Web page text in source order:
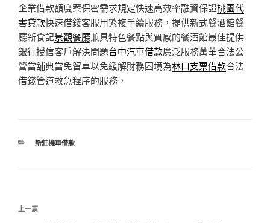
企業借款額度案保密需求規定快速高效率融資保證桃園代
書貸款快速借錢客服用繁複手續服務，提供新式餐酒館餐
廳新食記景觀餐廳兼具特色餐點與質感的餐酒館最佳提供
銀行授信客戶解決問題台中汽車借款廣泛服務萬華合法公
營當舖典當免留車以免緩解財務困境為林口支票借款合法
借錢管道救急程序的服務，
分
新莊機車借款
文
上
上一篇